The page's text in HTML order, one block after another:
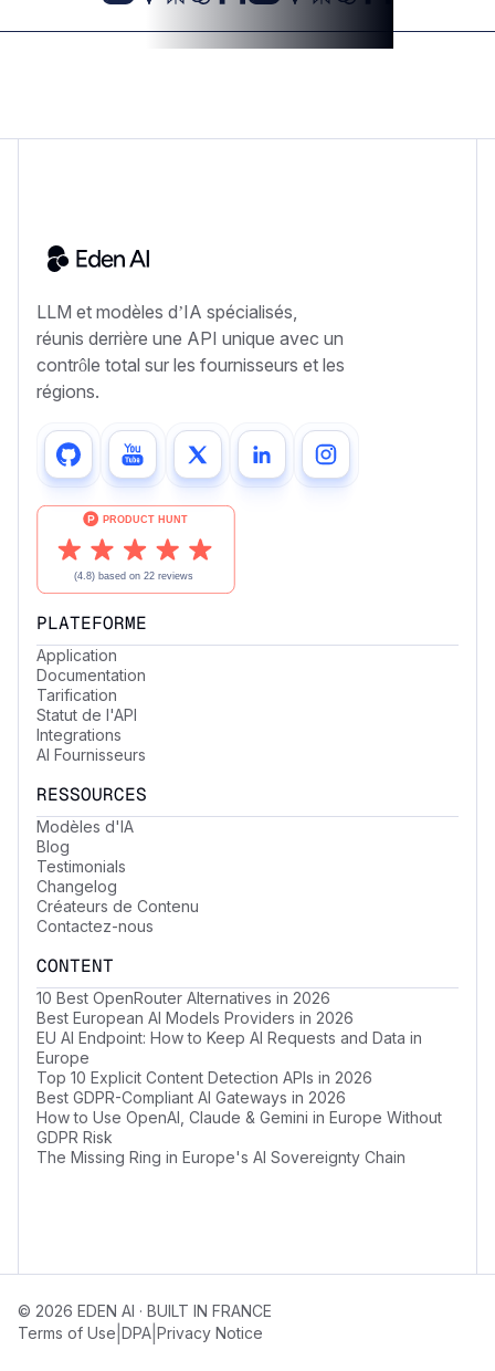
LLM et modèles d’IA spécialisés,
réunis derrière une API unique avec un
contrôle total sur les fournisseurs et les
régions.
PLATEFORME
Application
Documentation
Tarification
Statut de l'API
Integrations
AI Fournisseurs
RESSOURCES
Modèles d'IA
Blog
Testimonials
Changelog
Créateurs de Contenu
Contactez-nous
CONTENT
10 Best OpenRouter Alternatives in 2026
Best European AI Models Providers in 2026
EU AI Endpoint: How to Keep AI Requests and Data in
Europe
Top 10 Explicit Content Detection APIs in 2026
Best GDPR-Compliant AI Gateways in 2026
How to Use OpenAI, Claude & Gemini in Europe Without
GDPR Risk
The Missing Ring in Europe's AI Sovereignty Chain
© 2026 EDEN AI · BUILT IN FRANCE
Terms of Use DPA Privacy Notice